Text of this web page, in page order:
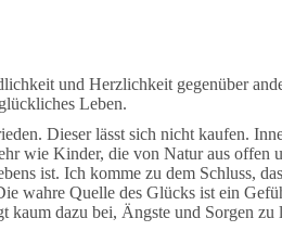
und Herzlichkeit gegenüber
Leben.
Dieser lässt sich nicht kaufen.
wie Kinder, die von Natur aus offen
ist. Ich komme zu dem Schluss,
wahre Quelle des Glücks ist ein
kaum dazu bei, Ängste und Sorgen